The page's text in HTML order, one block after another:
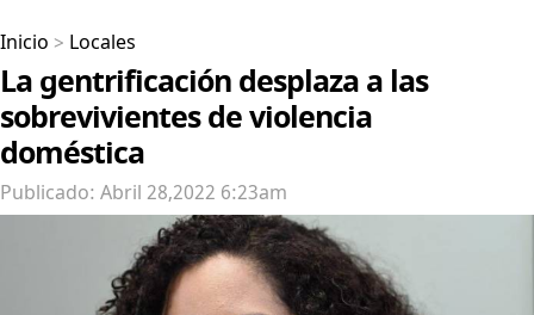
Inicio > Locales
La gentrificación desplaza a las
sobrevivientes de violencia
doméstica
Publicado: Abril 28,2022 6:23am